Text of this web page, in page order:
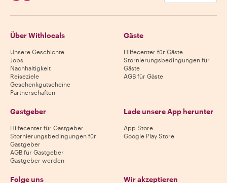
Über Withlocals
Unsere Geschichte
Jobs
Nachhaltigkeit
Reiseziele
Geschenkgutscheine
Partnerschaften
Gäste
Hilfecenter für Gäste
Stornierungsbedingungen für
Gäste
AGB für Gäste
Gastgeber
Hilfecenter für Gastgeber
Stornierungsbedingungen für
Gastgeber
AGB für Gastgeber
Gastgeber werden
Lade unsere App herunter
App Store
Google Play Store
Folge uns Wir akzeptieren